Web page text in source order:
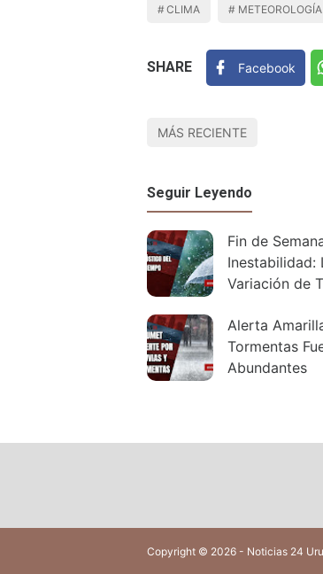
CLIMA METEOROLOGÍA
SHARE Facebook
MÁS RECIENTE
Seguir Leyendo
Fin de
Inestabilidad:
Variación de
Alerta
Tormentas
Abundantes
Copyright © 2026 - Noticias 24